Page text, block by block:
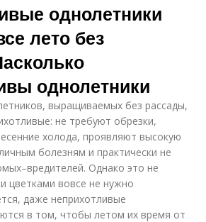
однолетники
лето без
однолетники
выращиваемых без рассады,
не требуют обрезки,
холода, проявляют высокую
болезням и практически не
Однако это не
цветками вовсе не нужно
даже неприхотливые
в том, чтобы летом их время от